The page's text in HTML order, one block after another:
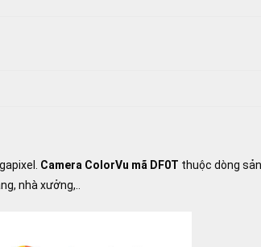
Camera ColorVu mã DF0T thuộc dòng
nhà xưởng,..